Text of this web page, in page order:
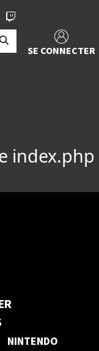
SE CONNECTER
index.php
NINTENDO